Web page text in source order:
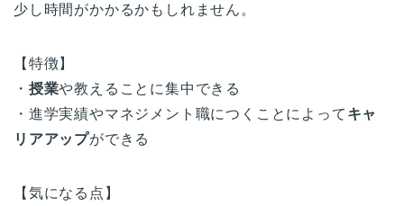
少し時間がかかるかもしれません。
【特徴】
・ 授業や教えることに集中できる
・進学実績やマネジメント職につくことによって キャ
リアアップができる
【気になる点】